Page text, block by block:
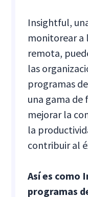
Insightful,
monitorear a
remota,
las
programas
una gama de
mejorar la
la
contribuir al
Así es como
programas